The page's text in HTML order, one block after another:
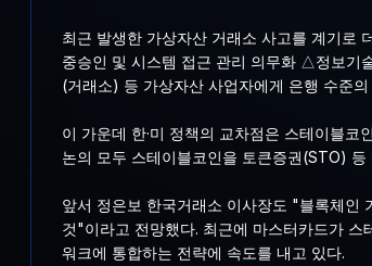
최근 발생한 가상자산 거래소 사고를 계기로
중승인 및 시스템 접근 관리 의무화 △정보기
(거래소) 등 가상자산 사업자에게 은행 수준
이 가운데 한·미 정책의 교차점은 스테이블
논의 모두 스테이블코인을 토큰증권(STO)
앞서 정은보 한국거래소 이사장도 "블록체인
것"이라고 전망했다. 최근에 마스터카드가
워크에 통합하는 전략에 속도를 내고 있다.